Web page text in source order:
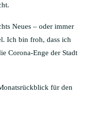
Neues – oder immer
Ich bin froh, dass ich
Corona-Enge der Stadt
für den